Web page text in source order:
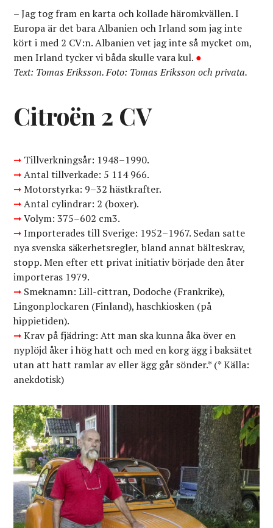
– Jag tog fram en karta och kollade häromkvällen. I
Europa är det bara Albanien och Irland som jag inte
kört i med 2 CV:n. Albanien vet jag inte så mycket om,
men Irland tycker vi båda skulle vara kul. ●
Text: Tomas Eriksson. Foto: Tomas Eriksson och privata.
Citroën 2 CV
➞ Tillverkningsår: 1948–1990.
➞Antal tillverkade: 5 114 966.
➞Motorstyrka: 9–32 hästkrafter.
➞Antal cylindrar: 2 (boxer).
➞Volym: 375–602 cm3.
➞Importerades till Sverige: 1952–1967. Sedan satte
nya svenska säkerhetsregler, bland annat bälteskrav,
stopp. Men efter ett privat initiativ började den åter
importeras 1979.
➞ Smeknamn: Lill-cittran, Dodoche (Frankrike),
Lingonplockaren (Finland), haschkiosken (på
hippietiden).
➞Krav på fjädring: Att man ska kunna åka över en
nyplöjd åker i hög hatt och med en korg ägg i baksätet
utan att hatt ramlar av eller ägg går sönder.* (* Källa:
anekdotisk)